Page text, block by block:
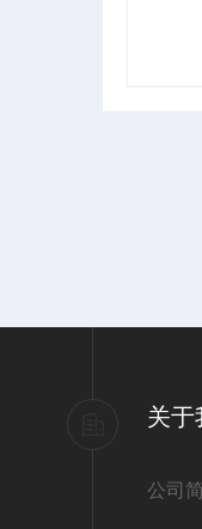
关于
公司